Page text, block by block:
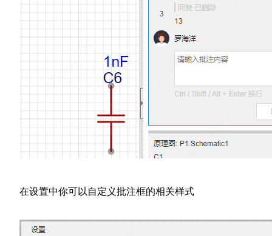
在设置中你可以自定义批注框的相关样式